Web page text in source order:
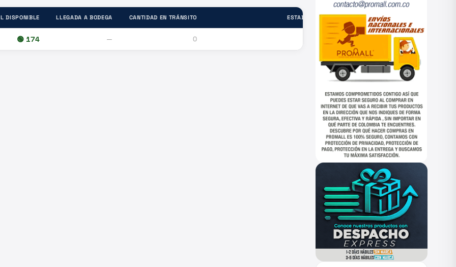
DISPONIBLE LLEGADA A BODEGA CANTIDAD EN TRÁNSITO ESTADO
🟢 174 — 0